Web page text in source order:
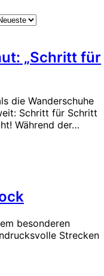
„Schritt für
die Wanderschuhe
Schritt für Schritt
Während der…
besonderen
Strecken